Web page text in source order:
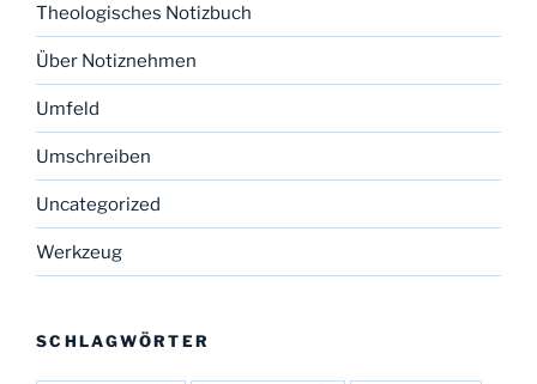
Theologisches Notizbuch
Über Notiznehmen
Umfeld
Umschreiben
Uncategorized
Werkzeug
SCHLAGWÖRTER